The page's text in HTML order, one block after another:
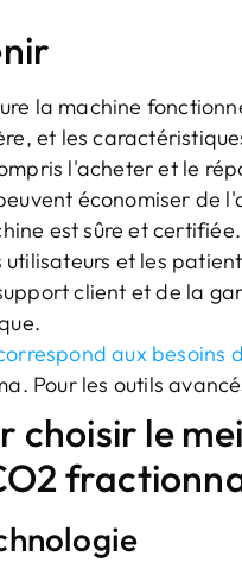
la machine
et les
l'acheter et le
économiser de
est sûre et
et les
client et de la
aux besoins
Pour les outils
choisir le